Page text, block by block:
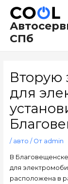
содержимому
СПб
Вторую
для
/ авто / От admin
В
для
расположена в
по
записям